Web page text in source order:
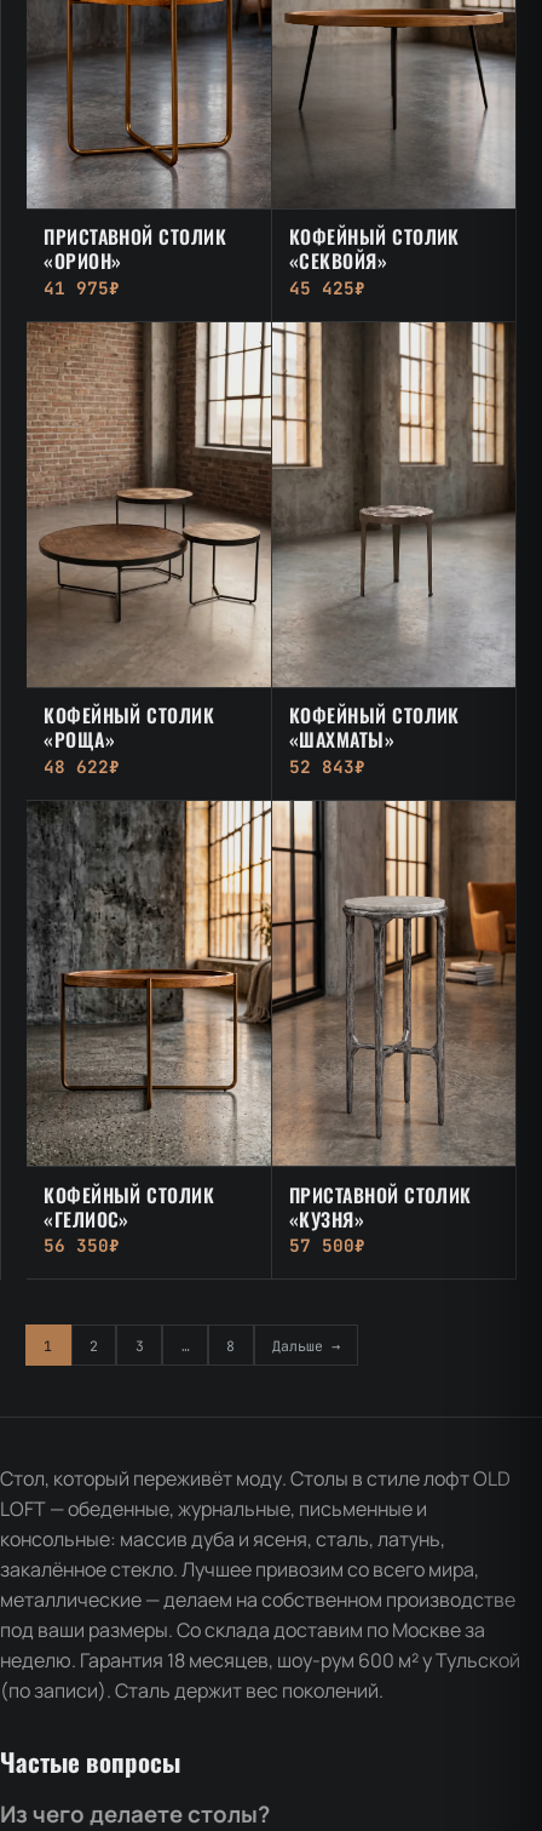
ПРИСТАВНОЙ СТОЛИК
«ОРИОН»
41 975₽
КОФЕЙНЫЙ СТОЛИК
«СЕКВОЙЯ»
45 425₽
КОФЕЙНЫЙ СТОЛИК
«РОЩА»
48 622₽
КОФЕЙНЫЙ СТОЛИК
«ШАХМАТЫ»
52 843₽
КОФЕЙНЫЙ СТОЛИК
«ГЕЛИОС»
56 350₽
ПРИСТАВНОЙ СТОЛИК
«КУЗНЯ»
57 500₽
1 2 3 … 8 Дальше →
Стол, который переживёт моду. Столы в стиле лофт OLD
LOFT — обеденные, журнальные, письменные и
консольные: массив дуба и ясеня, сталь, латунь,
закалённое стекло. Лучшее привозим со всего мира,
металлические — делаем на собственном производстве
под ваши размеры. Со склада доставим по Москве за
неделю. Гарантия 18 месяцев, шоу-рум 600 м² у Тульской
(по записи). Сталь держит вес поколений.
Частые вопросы
Из чего делаете столы?